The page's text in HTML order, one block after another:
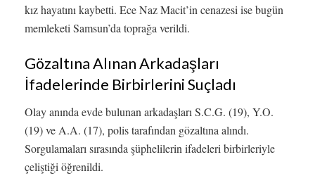
kız hayatını kaybetti. Ece Naz Macit’in cenazesi ise bugün
memleketi Samsun’da toprağa verildi.
Gözaltına Alınan Arkadaşları
İfadelerinde Birbirlerini Suçladı
Olay anında evde bulunan arkadaşları S.C.G. (19), Y.O.
(19) ve A.A. (17), polis tarafından gözaltına alındı.
Sorgulamaları sırasında şüphelilerin ifadeleri birbirleriyle
çeliştiği öğrenildi.